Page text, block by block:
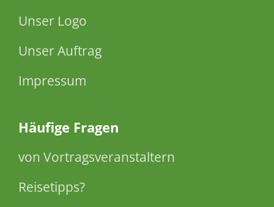
Unser Logo
Unser Auftrag
Impressum
Häufige Fragen
von Vortragsveranstaltern
Reisetipps?